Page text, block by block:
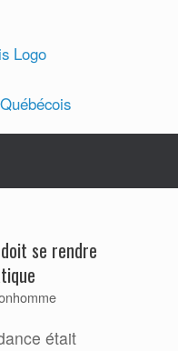
se rendre
était